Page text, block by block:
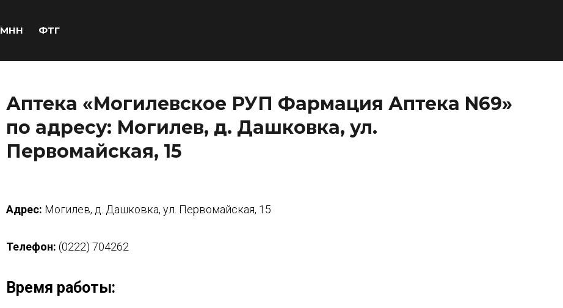
МНН ФТГ
Аптека «Могилевское РУП Фармация Аптека N69»
по адресу: Могилев, д. Дашковка, ул.
Первомайская, 15
Адрес: Могилев, д. Дашковка, ул. Первомайская, 15
Телефон: (0222) 704262
Время работы: